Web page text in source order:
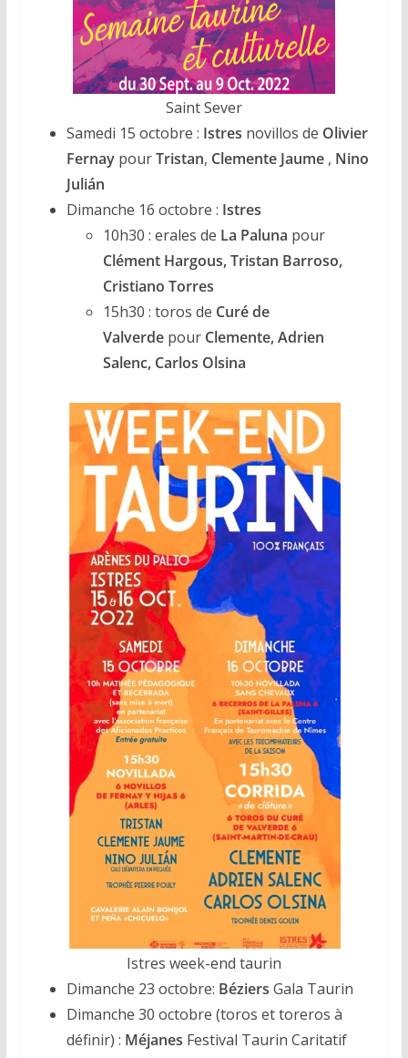
Saint Sever
Samedi 15 octobre : Istres novillos de Olivier
FernaypourTristan, Clemente Jaume, Nino
Julián
Dimanche 16 octobre : Istres
10h30 : erales de La Paluna pour
Clément Hargous, Tristan Barroso,
Cristiano Torres
15h30 : toros de Curé de
Valverdepour Clemente, Adrien
Salenc, Carlos Olsina
Istres week-end taurin
Dimanche 23 octobre: Béziers Gala Taurin
Dimanche 30 octobre (toros et toreros à
définir) : Méjanes Festival Taurin Caritatif